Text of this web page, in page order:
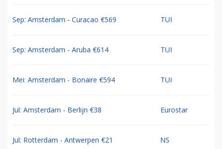
Sep: Amsterdam - Curacao €569 TUI
Sep: Amsterdam - Aruba €614 TUI
Mei: Amsterdam - Bonaire €594 TUI
Jul: Amsterdam - Berlijn €38 Eurostar
Jul: Rotterdam - Antwerpen €21 NS